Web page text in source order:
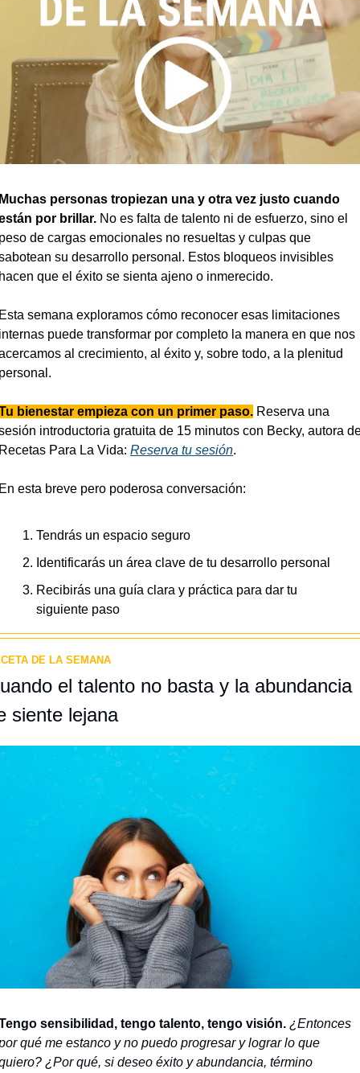
personas tropiezan una y otra vez justo cuando
por brillar. No es falta de talento ni de esfuerzo, sino el
de cargas emocionales no resueltas y culpas que
su desarrollo personal. Estos bloqueos invisibles
que el éxito se sienta ajeno o inmerecido.
semana exploramos cómo reconocer esas limitaciones
puede transformar por completo la manera en que nos
al crecimiento, al éxito y, sobre todo, a la plenitud
bienestar empieza con un primer paso. Reserva una
introductoria gratuita de 15 minutos con Becky, autora
Para La Vida: Reserva tu sesión.
esta breve pero poderosa conversación:
Tendrás un espacio seguro
Identificarás un área clave de tu desarrollo personal
Recibirás una guía clara y práctica para dar tu
siguiente paso
DE LA SEMANA
el talento no basta y la abundancia
siente lejana
sensibilidad, tengo talento, tengo visión. ¿Entonces
qué me estanco y no puedo progresar y lograr lo que
¿Por qué, si deseo éxito y abundancia, término